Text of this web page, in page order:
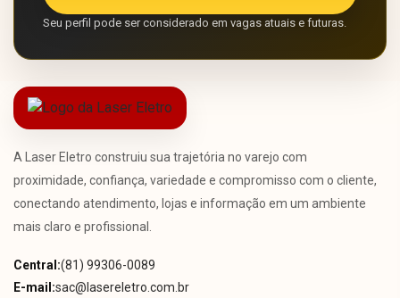
Seu perfil pode ser considerado em vagas atuais e futuras.
A Laser Eletro construiu sua trajetória no varejo com
proximidade, confiança, variedade e compromisso com o cliente,
conectando atendimento, lojas e informação em um ambiente
mais claro e profissional.
Central:(81) 99306-0089
E-mail:sac@lasereletro.com.br